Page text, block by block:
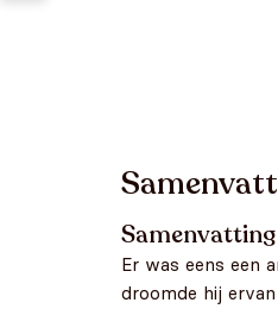
Samenvatting
Er was eens een
droomde hij